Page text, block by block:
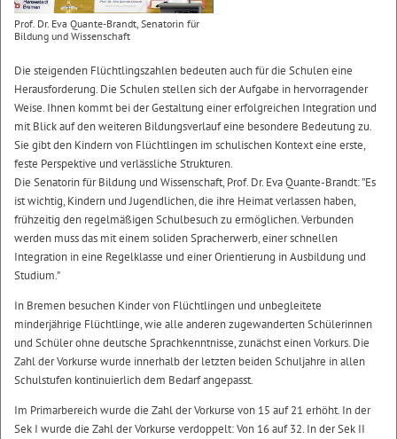
Prof. Dr. Eva Quante-Brandt, Senatorin für
Bildung und Wissenschaft
Die steigenden Flüchtlingszahlen bedeuten auch für die Schulen eine
Herausforderung. Die Schulen stellen sich der Aufgabe in hervorragender
Weise. Ihnen kommt bei der Gestaltung einer erfolgreichen Integration und
mit Blick auf den weiteren Bildungsverlauf eine besondere Bedeutung zu.
Sie gibt den Kindern von Flüchtlingen im schulischen Kontext eine erste,
feste Perspektive und verlässliche Strukturen.
Die Senatorin für Bildung und Wissenschaft, Prof. Dr. Eva Quante-Brandt: ”Es
ist wichtig, Kindern und Jugendlichen, die ihre Heimat verlassen haben,
frühzeitig den regelmäßigen Schulbesuch zu ermöglichen. Verbunden
werden muss das mit einem soliden Spracherwerb, einer schnellen
Integration in eine Regelklasse und einer Orientierung in Ausbildung und
Studium."
In Bremen besuchen Kinder von Flüchtlingen und unbegleitete
minderjährige Flüchtlinge, wie alle anderen zugewanderten Schülerinnen
und Schüler ohne deutsche Sprachkenntnisse, zunächst einen Vorkurs. Die
Zahl der Vorkurse wurde innerhalb der letzten beiden Schuljahre in allen
Schulstufen kontinuierlich dem Bedarf angepasst.
Im Primarbereich wurde die Zahl der Vorkurse von 15 auf 21 erhöht. In der
Sek I wurde die Zahl der Vorkurse verdoppelt: Von 16 auf 32. In der Sek II